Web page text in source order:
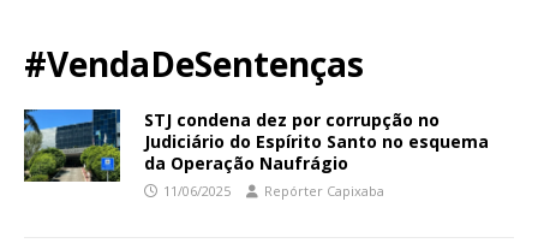
#VendaDeSentenças
STJ condena dez por corrupção no
Judiciário do Espírito Santo no esquema
da Operação Naufrágio
11/06/2025 Repórter Capixaba